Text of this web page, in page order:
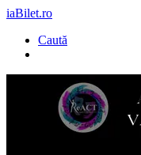
iaBilet.ro
Caută